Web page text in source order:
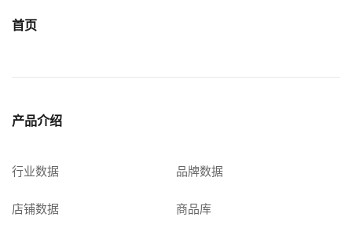
首页
产品介绍
行业数据 品牌数据
店铺数据 商品库